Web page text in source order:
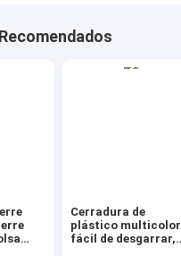
Cerradura de
plástico multicolor
fácil de desgarrar,